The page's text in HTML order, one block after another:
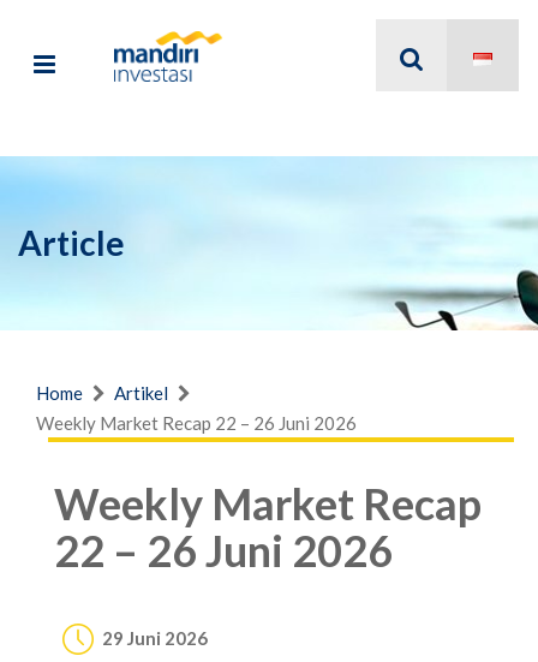
Article
Home
Artikel
Weekly Market Recap 22 – 26 Juni 2026
Weekly Market Recap
22 – 26 Juni 2026
29 Juni 2026